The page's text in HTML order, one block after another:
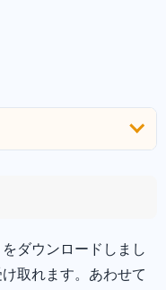
ダウンロードしまし
取れます。あわせて